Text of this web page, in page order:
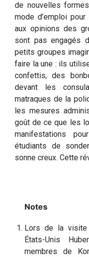
de nouvelles
mode d’emploi
aux opinions des
sont pas engagés
petits groupes
faire la une : ils
confettis, des
devant les
matraques de la
les mesures
goût de ce que les
manifestations
étudiants de
sonne creux. Cette
Lors de la
États-Unis
membres de